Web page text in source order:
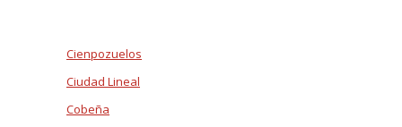
Cienpozuelos
Ciudad Lineal
Cobeña